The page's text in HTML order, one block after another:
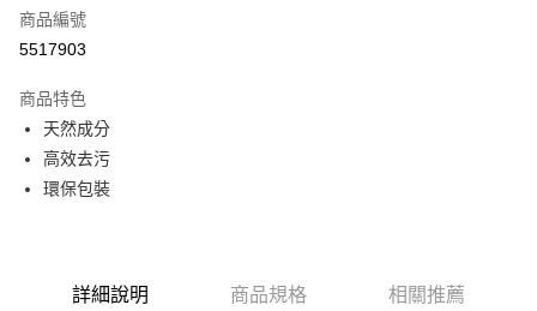
超商取貨付款
Apple Pay
街口支付
ATM付款
商品編號
5517903
商品特色
天然成分
高效去污
環保包裝
詳細說明 商品規格 相關推薦